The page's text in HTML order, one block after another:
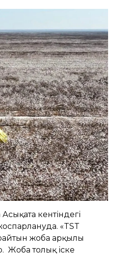
кентіндегі
«TST
жоба арқылы
Жоба толық іске